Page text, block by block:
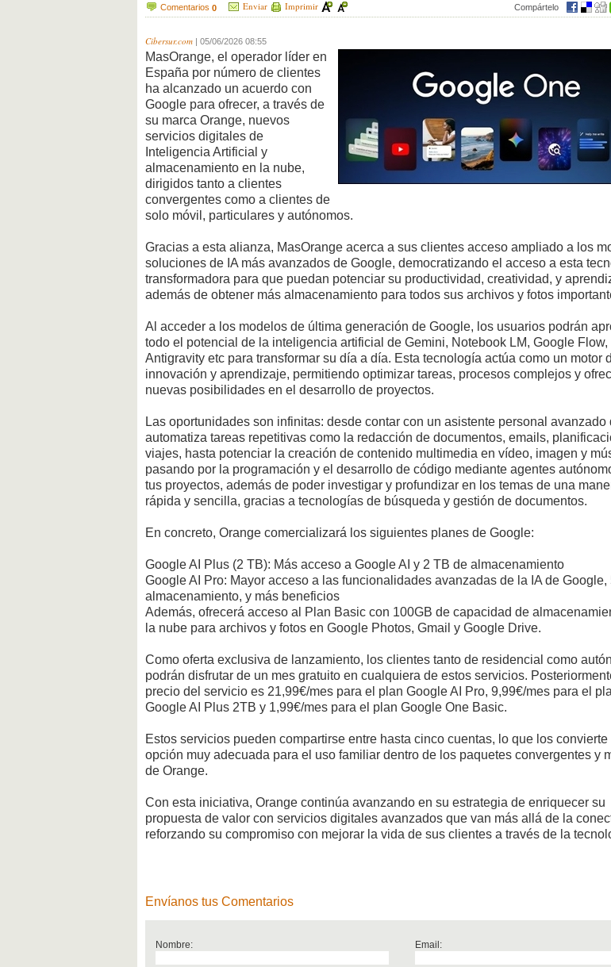
Comentarios 0 Enviar Imprimir Compártelo
Cibersur.com 05/06/2026 08:55
MasOrange, el operador líder en
España por número de clientes
ha alcanzado un acuerdo con
Google para ofrecer, a través de
su marca Orange, nuevos
servicios digitales de
Inteligencia Artificial y
almacenamiento en la nube,
dirigidos tanto a clientes
convergentes como a clientes de
solo móvil, particulares y autónomos.
Gracias a esta alianza, MasOrange acerca a sus clientes acceso ampliado a los
soluciones de IA más avanzados de Google, democratizando el acceso a esta
transformadora para que puedan potenciar su productividad, creatividad, y
además de obtener más almacenamiento para todos sus archivos y fotos
Al acceder a los modelos de última generación de Google, los usuarios podrán
todo el potencial de la inteligencia artificial de Gemini, Notebook LM, Google Flow,
Antigravity etc para transformar su día a día. Esta tecnología actúa como un motor
innovación y aprendizaje, permitiendo optimizar tareas, procesos complejos y
nuevas posibilidades en el desarrollo de proyectos.
Las oportunidades son infinitas: desde contar con un asistente personal avanzado
automatiza tareas repetitivas como la redacción de documentos, emails,
viajes, hasta potenciar la creación de contenido multimedia en vídeo, imagen y
pasando por la programación y el desarrollo de código mediante agentes
tus proyectos, además de poder investigar y profundizar en los temas de una
rápida y sencilla, gracias a tecnologías de búsqueda y gestión de documentos.
En concreto, Orange comercializará los siguientes planes de Google:
Google AI Plus (2 TB): Más acceso a Google AI y 2 TB de almacenamiento
Google AI Pro: Mayor acceso a las funcionalidades avanzadas de la IA de Google,
almacenamiento, y más beneficios
Además, ofrecerá acceso al Plan Basic con 100GB de capacidad de
la nube para archivos y fotos en Google Photos, Gmail y Google Drive.
Como oferta exclusiva de lanzamiento, los clientes tanto de residencial como
podrán disfrutar de un mes gratuito en cualquiera de estos servicios.
precio del servicio es 21,99€/mes para el plan Google AI Pro, 9,99€/mes para el
Google AI Plus 2TB y 1,99€/mes para el plan Google One Basic.
Estos servicios pueden compartirse entre hasta cinco cuentas, lo que los convierte
opción muy adecuada para el uso familiar dentro de los paquetes convergentes y
de Orange.
Con esta iniciativa, Orange continúa avanzando en su estrategia de enriquecer su
propuesta de valor con servicios digitales avanzados que van más allá de la
reforzando su compromiso con mejorar la vida de sus clientes a través de la
Envíanos tus Comentarios
Nombre: Email: